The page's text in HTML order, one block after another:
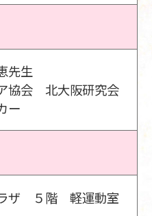
先生
協会 北大阪研究会
ー
ザ ５階 軽運動室